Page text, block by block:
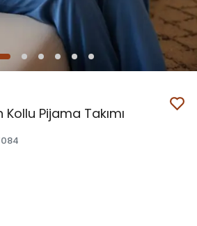
Kollu Pijama Takımı